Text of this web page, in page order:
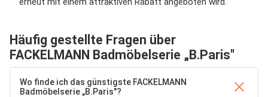
Häufig gestellte Fragen über
FACKELMANN Badmöbelserie „B.Paris"
Wo finde ich das günstigste FACKELMANN
Badmöbelserie „B.Paris"?